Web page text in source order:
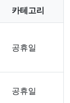
카테고리
공휴일
공휴일